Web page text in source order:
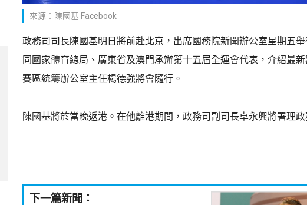
來源：陳國基 Facebook
政務司司長陳國基明日將前赴北京，出席國務院新聞辦公室星期五
同國家體育總局、廣東省及澳門承辦第十五屆全運會代表，介紹最
賽區統籌辦公室主任楊德強將會隨行。
陳國基將於當晚返港。在他離港期間，政務司副司長卓永興將署理政
下一篇新聞：